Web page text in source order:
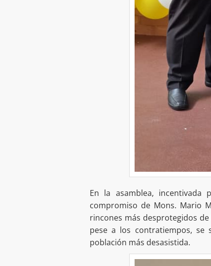
En la asamblea, incentivada
compromiso de Mons. Mario
rincones más desprotegidos
pese a los contratiempos, se
población más desasistida.